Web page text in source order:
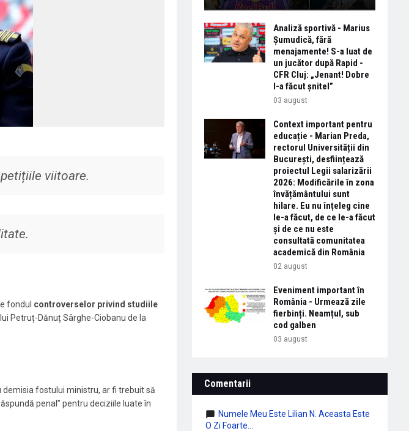
viitoare.
fondul controverselor privind studiile
Petruț-Dănuț Sârghe-Ciobanu de la
demisia fostului ministru, ar fi trebuit să
penal” pentru deciziile luate în
Analiză sportivă - Marius
Șumudică, fără
menajamente! S-a luat de
un jucător după Rapid -
CFR Cluj: „Jenant! Dobre
l-a făcut șnitel”
03 august
Context important pentru
educație - Marian Preda,
rectorul Universității din
București, desființează
proiectul Legii salarizării
2026: Modificările în zona
învățământului sunt
hilare. Eu nu înțeleg cine
le-a făcut, de ce le-a făcut
și de ce nu este
consultată comunitatea
academică din România
02 august
Eveniment important în
România - Urmează zile
fierbinți. Neamțul, sub
cod galben
03 august
Comentarii
Numele Meu Este Lilian N. Aceasta Este
O Zi Foarte...